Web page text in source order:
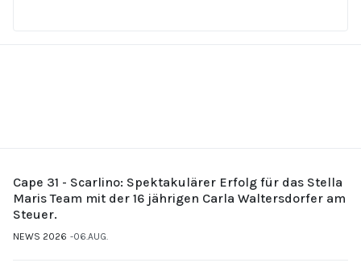
Cape 31 - Scarlino: Spektakulärer Erfolg für das Stella
Maris Team mit der 16 jährigen Carla Waltersdorfer am
Steuer.
NEWS 2026 06.AUG.